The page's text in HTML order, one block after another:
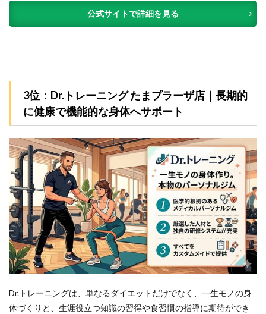
公式サイトで詳細を見る
3位：Dr.トレーニング たまプラーザ店｜長期的
に健康で機能的な身体へサポート
Dr.トレーニングは、単なるダイエットだけでなく、一生モノの身
体づくりと、生涯役立つ知識の習得や食習慣の指導に期待ができ